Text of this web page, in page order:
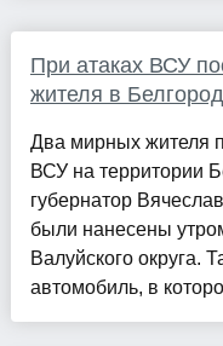
При атаках ВСУ
жителя в
Два мирных жителя
ВСУ на территории
губернатор
были нанесены
Валуйского округа.
автомобиль, в